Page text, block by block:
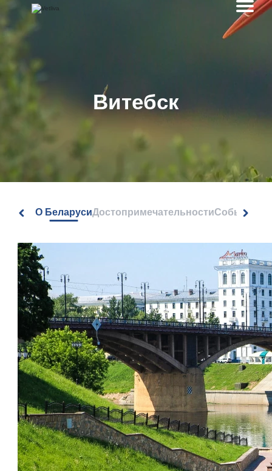
Витебск
О БеларусиДостопримечательностиСобытия